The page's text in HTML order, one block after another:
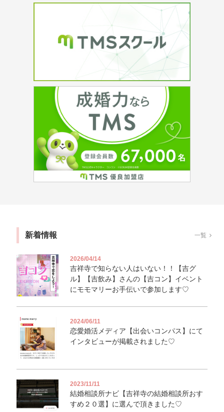
新着情報
2026/04/14
吉祥寺で知らない人はいない！！【吉グ
ル】【吉飲み】さんの【吉コン】イベント
にモモマリーお手伝いで参加します♡
2024/06/11
恋愛婚活メディア【出会いコンパス】にて
インタビューが掲載されました♡
2023/11/11
結婚相談所ナビ【吉祥寺の結婚相談所おす
すめ２０選】に選んで頂きました♡
一覧